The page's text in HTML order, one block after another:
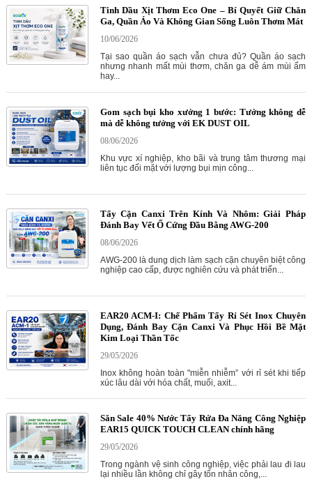
Tinh Dầu Xịt Thơm Eco One – Bí Quyết Giữ Chăn
Ga, Quần Áo Và Không Gian Sống Luôn Thơm Mát
10/06/2026
Tại sao quần áo sạch vẫn chưa đủ? Quần áo sạch
nhưng nhanh mất mùi thơm, chăn ga dễ ám mùi ẩm
hay...
Gom sạch bụi kho xưởng 1 bước: Tưởng không dễ
mà dễ không tưởng với EK DUST OIL
08/06/2026
Khu vực xí nghiệp, kho bãi và trung tâm thương mại
liên tục đối mặt với lượng bụi mịn công...
Tẩy Cặn Canxi Trên Kính Và Nhôm: Giải Pháp
Đánh Bay Vết Ố Cứng Đầu Bằng AWG-200
08/06/2026
AWG-200 là dung dịch làm sạch cặn chuyên biệt công
nghiệp cao cấp, được nghiên cứu và phát triển...
EAR20 ACM-I: Chế Phẩm Tẩy Rỉ Sét Inox Chuyên
Dụng, Đánh Bay Cặn Canxi Và Phục Hồi Bề Mặt
Kim Loại Thần Tốc
29/05/2026
Inox không hoàn toàn "miễn nhiễm” với rỉ sét khi tiếp
xúc lâu dài với hóa chất, muối, axit...
Săn Sale 40% Nước Tẩy Rửa Đa Năng Công Nghiệp
EAR15 QUICK TOUCH CLEAN chính hãng
29/05/2026
Trong ngành vệ sinh công nghiệp, việc phải lau đi lau
lại nhiều lần không chỉ gây tốn nhân công,...